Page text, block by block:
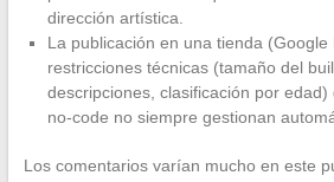
dirección artística.
La publicación en una tienda (Google
restricciones técnicas (tamaño del
descripciones, clasificación por
no-code no siempre gestionan
Los comentarios varían mucho en este